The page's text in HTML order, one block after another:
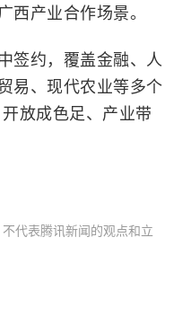
西产业合作场景。
签约，覆盖金融、人
易、现代农业等多个
放成色足、产业带
代表腾讯新闻的观点和立